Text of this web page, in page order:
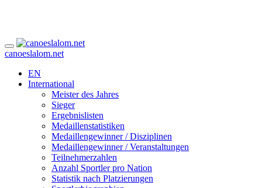
canoeslalom.net
EN
International
Meister des Jahres
Sieger
Ergebnislisten
Medaillenstatistiken
Medaillengewinner / Disziplinen
Medaillengewinner / Veranstaltungen
Teilnehmerzahlen
Anzahl Sportler pro Nation
Statistik nach Platzierungen